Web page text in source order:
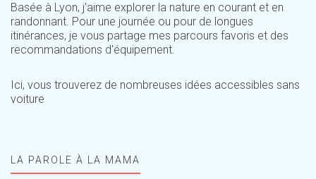
Basée à Lyon, j'aime explorer la nature en courant et en
randonnant. Pour une journée ou pour de longues
itinérances, je vous partage mes parcours favoris et des
recommandations d'équipement.
Ici, vous trouverez de nombreuses idées accessibles sans
voiture
LA PAROLE À LA MAMA